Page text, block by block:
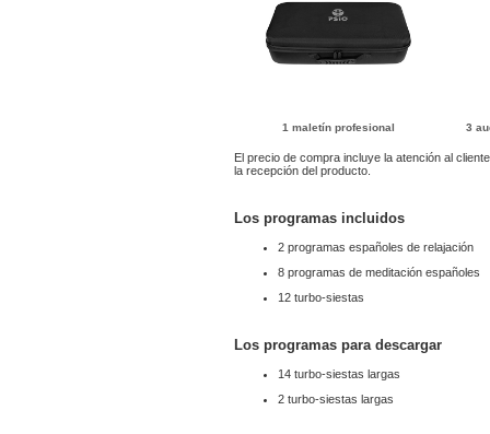
1 maletín profesional 3
El precio de compra incluye la atención al
la recepción del producto.
Los programas incluidos
2 programas españoles de relajación
8 programas de meditación españoles
12 turbo-siestas
Los programas para descargar
14 turbo-siestas largas
2 turbo-siestas largas